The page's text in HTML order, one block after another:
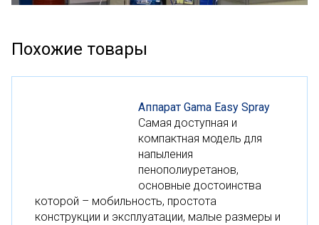
Похожие товары
Аппарат Gama Easy Spray
Самая доступная и
компактная модель для
напыления
пенополиуретанов,
основные достоинства
которой – мобильность, простота
конструкции и эксплуатации, малые размеры и